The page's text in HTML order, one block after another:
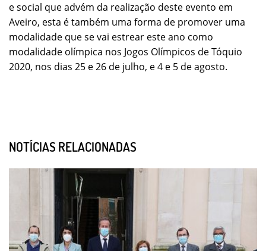
e social que advém da realização deste evento em
Aveiro, esta é também uma forma de promover uma
modalidade que se vai estrear este ano como
modalidade olímpica nos Jogos Olímpicos de Tóquio
2020, nos dias 25 e 26 de julho, e 4 e 5 de agosto.
NOTÍCIAS RELACIONADAS